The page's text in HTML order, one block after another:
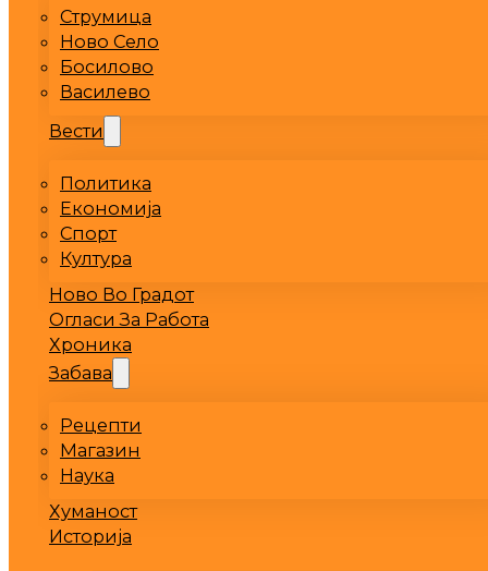
Струмица
Ново Село
Босилово
Василево
Вести
Политика
Економија
Спорт
Култура
Ново Во Градот
Огласи За Работа
Хроника
Забава
Рецепти
Магазин
Наука
Хуманост
Историја